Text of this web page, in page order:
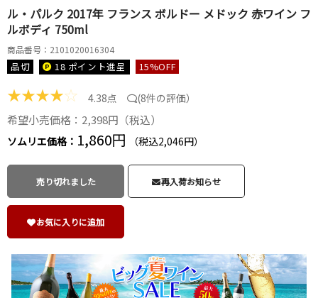
ル・パルク 2017年 フランス ボルドー メドック 赤ワイン フ
ルボディ 750ml
商品番号：2101020016304
品切 18 ポイント進呈 15%OFF
★★★★☆ 4.38点 (8件の評価）
希望小売価格：2,398円（税込）
ソムリエ価格： 1,860円 （税込2,046円）
売り切れました 再入荷お知らせ
お気に入りに追加